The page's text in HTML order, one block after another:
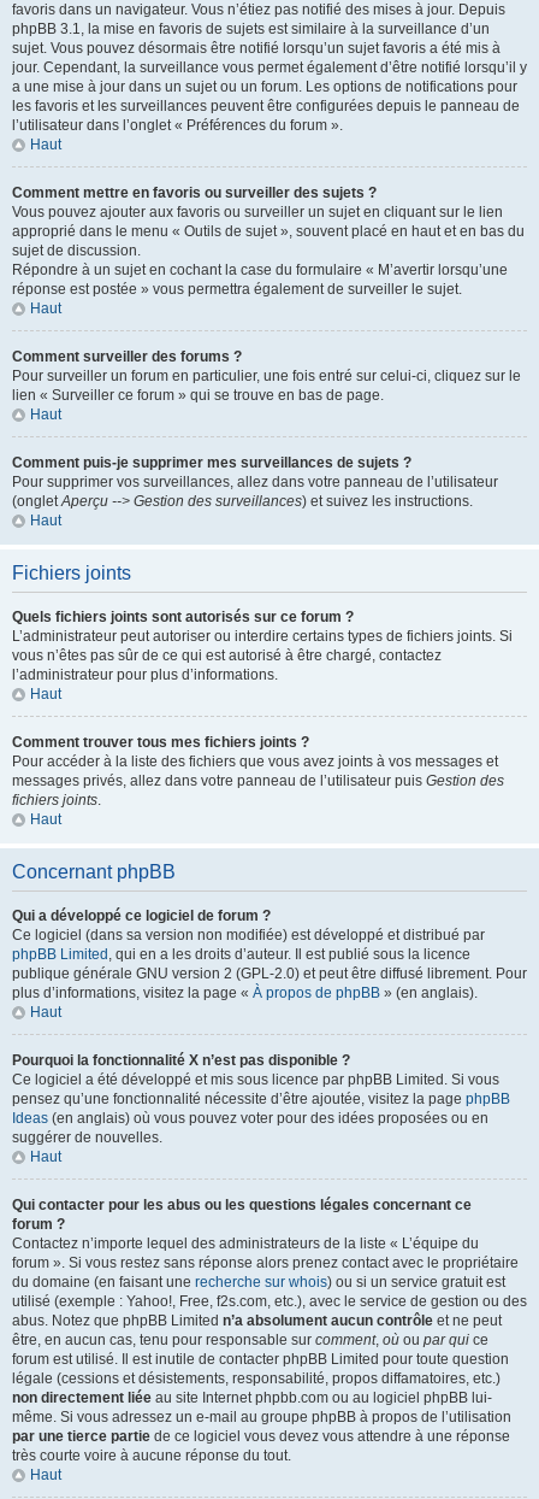
favoris dans un navigateur. Vous n’étiez pas notifié des mises à jour. Depuis
phpBB 3.1, la mise en favoris de sujets est similaire à la surveillance d’un
sujet. Vous pouvez désormais être notifié lorsqu’un sujet favoris a été mis à
jour. Cependant, la surveillance vous permet également d’être notifié lorsqu’il y
a une mise à jour dans un sujet ou un forum. Les options de notifications pour
les favoris et les surveillances peuvent être configurées depuis le panneau de
l’utilisateur dans l’onglet « Préférences du forum ».
Haut
Comment mettre en favoris ou surveiller des sujets ?
Vous pouvez ajouter aux favoris ou surveiller un sujet en cliquant sur le lien
approprié dans le menu « Outils de sujet », souvent placé en haut et en bas du
sujet de discussion.
Répondre à un sujet en cochant la case du formulaire « M’avertir lorsqu’une
réponse est postée » vous permettra également de surveiller le sujet.
Haut
Comment surveiller des forums ?
Pour surveiller un forum en particulier, une fois entré sur celui-ci, cliquez sur le
lien « Surveiller ce forum » qui se trouve en bas de page.
Haut
Comment puis-je supprimer mes surveillances de sujets ?
Pour supprimer vos surveillances, allez dans votre panneau de l’utilisateur
(ongletAperçu --> Gestion des surveillances) et suivez les instructions.
Haut
Fichiers joints
Quels fichiers joints sont autorisés sur ce forum ?
L’administrateur peut autoriser ou interdire certains types de fichiers joints. Si
vous n’êtes pas sûr de ce qui est autorisé à être chargé, contactez
l’administrateur pour plus d’informations.
Haut
Comment trouver tous mes fichiers joints ?
Pour accéder à la liste des fichiers que vous avez joints à vos messages et
messages privés, allez dans votre panneau de l’utilisateur puis Gestion des
fichiers joints.
Haut
Concernant phpBB
Qui a développé ce logiciel de forum ?
Ce logiciel (dans sa version non modifiée) est développé et distribué par
phpBB Limited , qui en a les droits d’auteur. Il est publié sous la licence
publique générale GNU version 2 (GPL-2.0) et peut être diffusé librement. Pour
plus d’informations, visitez la page « À propos de phpBB » (en anglais).
Haut
Pourquoi la fonctionnalité X n’est pas disponible ?
Ce logiciel a été développé et mis sous licence par phpBB Limited. Si vous
pensez qu’une fonctionnalité nécessite d’être ajoutée, visitez la page phpBB
Ideas (en anglais) où vous pouvez voter pour des idées proposées ou en
suggérer de nouvelles.
Haut
Qui contacter pour les abus ou les questions légales concernant ce
forum ?
Contactez n’importe lequel des administrateurs de la liste « L’équipe du
forum ». Si vous restez sans réponse alors prenez contact avec le propriétaire
du domaine (en faisant une recherche sur whois) ou si un service gratuit est
utilisé (exemple : Yahoo!, Free, f2s.com, etc.), avec le service de gestion ou des
abus. Notez que phpBB Limited n’a absolument aucun contrôle et ne peut
être, en aucun cas, tenu pour responsable sur comment, où ou par qui ce
forum est utilisé. Il est inutile de contacter phpBB Limited pour toute question
légale (cessions et désistements, responsabilité, propos diffamatoires, etc.)
non directement liée au site Internet phpbb.com ou au logiciel phpBB lui-
même. Si vous adressez un e-mail au groupe phpBB à propos de l’utilisation
par une tierce partie de ce logiciel vous devez vous attendre à une réponse
très courte voire à aucune réponse du tout.
Haut